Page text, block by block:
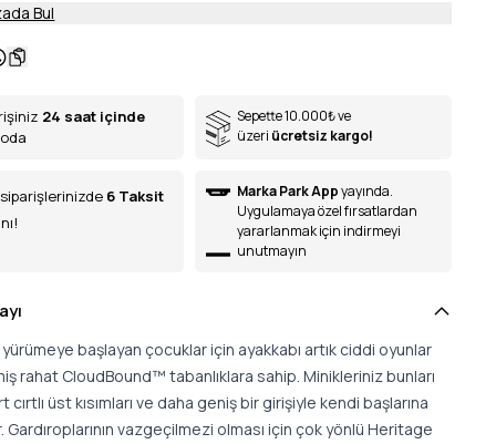
Bul
24 saat içinde
Sepette 10.000₺ve
üzeri ücretsiz kargo!
6 Taksit
Marka Park Appyayında.
Uygulamaya özel fırsatlardan
yararlanmak için indirmeyi
unutmayın
başlayan çocuklar için ayakkabı artık ciddi oyunlar
rahat CloudBound™ tabanlıklara sahip. Minikleriniz bunları
cırtlı üst kısımları ve daha geniş bir girişiyle kendi başlarına
Gardıroplarının vazgeçilmezi olması için çok yönlü Heritage